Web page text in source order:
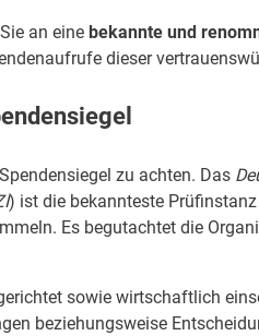
an eine bekannte und
dieser
zu achten. Das
) ist die bekannteste
Es begutachtet die
sowie wirtschaftlich
beziehungsweise